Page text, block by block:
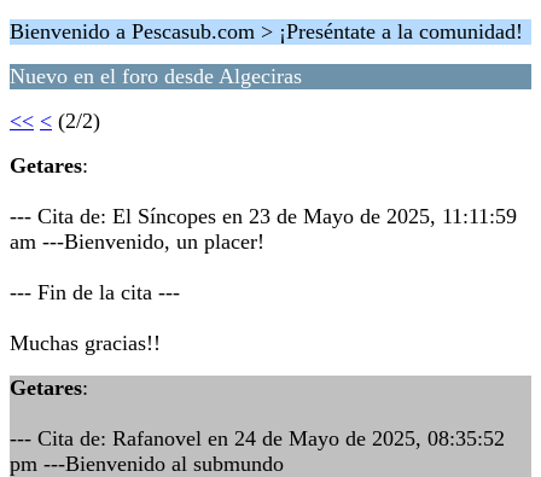
Bienvenido a Pescasub.com > ¡Preséntate a la comunidad!
Nuevo en el foro desde Algeciras
<< < (2/2)
Getares:
--- Cita de: El Síncopes en 23 de Mayo de 2025, 11:11:59
am ---Bienvenido, un placer!
--- Fin de la cita ---
Muchas gracias!!
Getares:
--- Cita de: Rafanovel en 24 de Mayo de 2025, 08:35:52
pm ---Bienvenido al submundo